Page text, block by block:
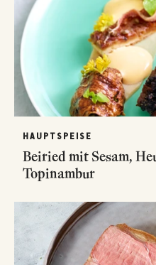
HAUPTSPEISE
Beiried mit Sesam,
Topinambur